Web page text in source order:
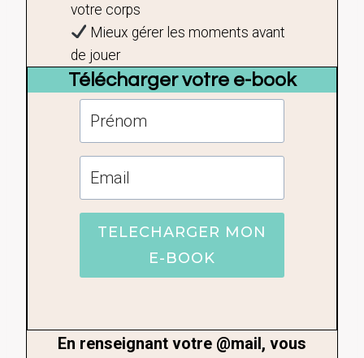
votre corps
Mieux gérer les moments avant
de jouer
Télécharger votre e-book
TELECHARGER MON
E-BOOK
En renseignant votre @mail, vous